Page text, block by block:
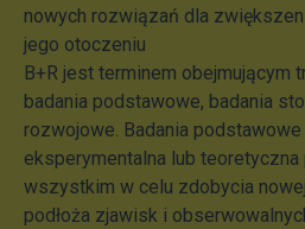
nowych rozwiązań dla
jego otoczeniu
B+R jest terminem obejmującym
badania podstawowe, badania
rozwojowe. Badania podstawowe
eksperymentalna lub
wszystkim w celu zdobycia
podłoża zjawisk i